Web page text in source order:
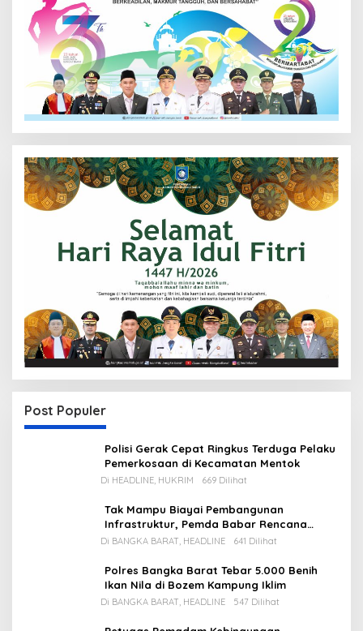
Post Populer
Polisi Gerak Cepat Ringkus Terduga Pelaku
Pemerkosaan di Kecamatan Mentok
Di HEADLINE, HUKRIM 669 Dilihat
Tak Mampu Biayai Pembangunan
Infrastruktur, Pemda Babar Rencana
Utang Rp65 M
Di BANGKA BARAT, HEADLINE 641 Dilihat
Polres Bangka Barat Tebar 5.000 Benih
Ikan Nila di Bozem Kampung Iklim
Di BANGKA BARAT, HEADLINE 547 Dilihat